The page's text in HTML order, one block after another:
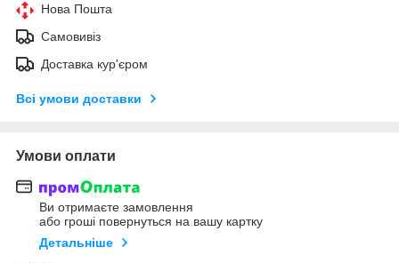
Нова Пошта
Самовивіз
Доставка кур'єром
Всі умови доставки
Умови оплати
Ви отримаєте замовлення
або гроші повернуться на вашу картку
Детальніше